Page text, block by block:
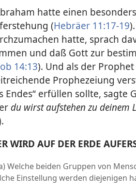
hatte einen
(Hebräer 11:17-19
hatte, sprach
und daß Gott zur
14:13). Und als der
Prophezeiung
Endes“ erfüllen sollte, sagte
du wirst aufstehen zu deinem
WIRD AUF DER ERDE
Welche beiden Gruppen von
Einstellung werden diejenigen